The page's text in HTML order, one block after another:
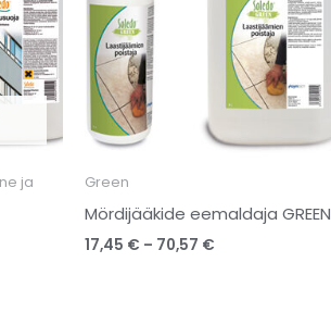
ja
Green
Mördijääkide eemaldaja GREEN
17,45 € – 70,57 €